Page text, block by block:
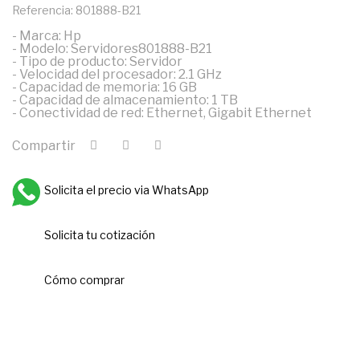
Referencia: 801888-B21
- Marca: Hp
- Modelo: Servidores801888-B21
- Tipo de producto: Servidor
- Velocidad del procesador: 2.1 GHz
- Capacidad de memoria: 16 GB
- Capacidad de almacenamiento: 1 TB
- Conectividad de red: Ethernet, Gigabit Ethernet
Compartir
Solicita el precio via WhatsApp
Solicita tu cotización
Cómo comprar